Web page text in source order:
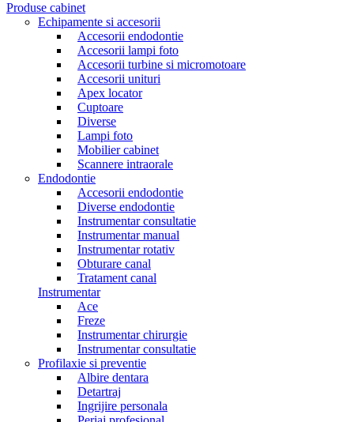
Produse cabinet
Echipamente si accesorii
Accesorii endodontie
Accesorii lampi foto
Accesorii turbine si micromotoare
Accesorii unituri
Apex locator
Cuptoare
Diverse
Lampi foto
Mobilier cabinet
Scannere intraorale
Endodontie
Accesorii endodontie
Diverse endodontie
Instrumentar consultatie
Instrumentar manual
Instrumentar rotativ
Obturare canal
Tratament canal
Instrumentar
Ace
Freze
Instrumentar chirurgie
Instrumentar consultatie
Profilaxie si preventie
Albire dentara
Detartraj
Ingrijire personala